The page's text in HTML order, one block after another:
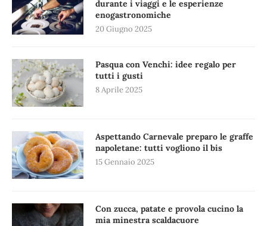
durante i viaggi e le esperienze
enogastronomiche
20 Giugno 2025
Pasqua con Venchi: idee regalo per
tutti i gusti
8 Aprile 2025
Aspettando Carnevale preparo le graffe
napoletane: tutti vogliono il bis
15 Gennaio 2025
Con zucca, patate e provola cucino la
mia minestra scaldacuore